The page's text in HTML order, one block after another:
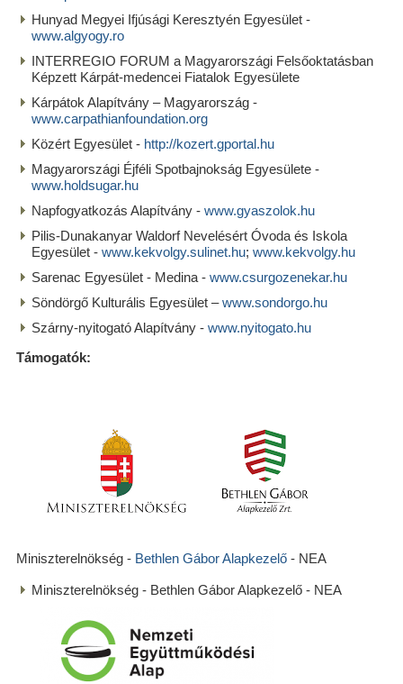
Hunyad Megyei Ifjúsági Keresztyén Egyesület -
www.algyogy.ro
INTERREGIO FORUM a Magyarországi Felsőoktatásban
Képzett Kárpát-medencei Fiatalok Egyesülete
Kárpátok Alapítvány – Magyarország -
www.carpathianfoundation.org
Közért Egyesület - http://kozert.gportal.hu
Magyarországi Éjféli Spotbajnokság Egyesülete -
www.holdsugar.hu
Napfogyatkozás Alapítvány - www.gyaszolok.hu
Pilis-Dunakanyar Waldorf Nevelésért Óvoda és Iskola
Egyesület - www.kekvolgy.sulinet.hu; www.kekvolgy.hu
Sarenac Egyesület - Medina - www.csurgozenekar.hu
Söndörgő Kulturális Egyesület –www.sondorgo.hu
Szárny-nyitogató Alapítvány - www.nyitogato.hu
Támogatók:
Miniszterelnökség - Bethlen Gábor Alapkezelő- NEA
Miniszterelnökség - Bethlen Gábor Alapkezelő - NEA